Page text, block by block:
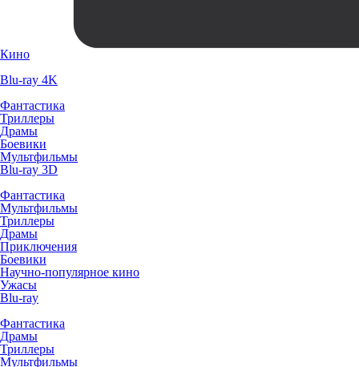
Кино
Blu-ray 4K
Фантастика
Триллеры
Драмы
Боевики
Мультфильмы
Blu-ray 3D
Фантастика
Мультфильмы
Триллеры
Драмы
Приключения
Боевики
Научно-популярное кино
Ужасы
Blu-ray
Фантастика
Драмы
Триллеры
Мультфильмы